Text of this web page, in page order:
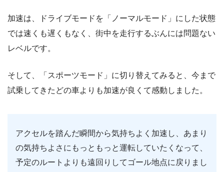
加速は、ドライブモードを「ノーマルモード」にした状態
では速くも遅くもなく、街中を走行するぶんには問題ない
レベルです。
そして、「スポーツモード」に切り替えてみると、今まで
試乗してきたどの車よりも加速が良くて感動しました。
アクセルを踏んだ瞬間から気持ちよく加速し、あまり
の気持ちよさにもっともっと運転していたくなって、
予定のルートよりも遠回りしてゴール地点に戻りまし